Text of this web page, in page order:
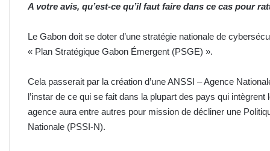
A votre avis, qu’est-ce qu’il faut faire dans ce cas pour
Le Gabon doit se doter d’une stratégie nationale de
« Plan Stratégique Gabon Émergent (PSGE) ».
Cela passerait par la création d’une ANSSI – Agence
l’instar de ce qui se fait dans la plupart des pays qui
agence aura entre autres pour mission de décliner une
Nationale (PSSI-N).